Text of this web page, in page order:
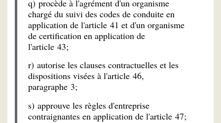
q) procède à l'agrément d'un organisme
chargé du suivi des codes de conduite en
application de l'article 41 et d'un organisme
de certification en application de
l'article 43;
r) autorise les clauses contractuelles et les
dispositions visées à l'article 46,
paragraphe 3;
s) approuve les règles d'entreprise
contraignantes en application de l'article 47;